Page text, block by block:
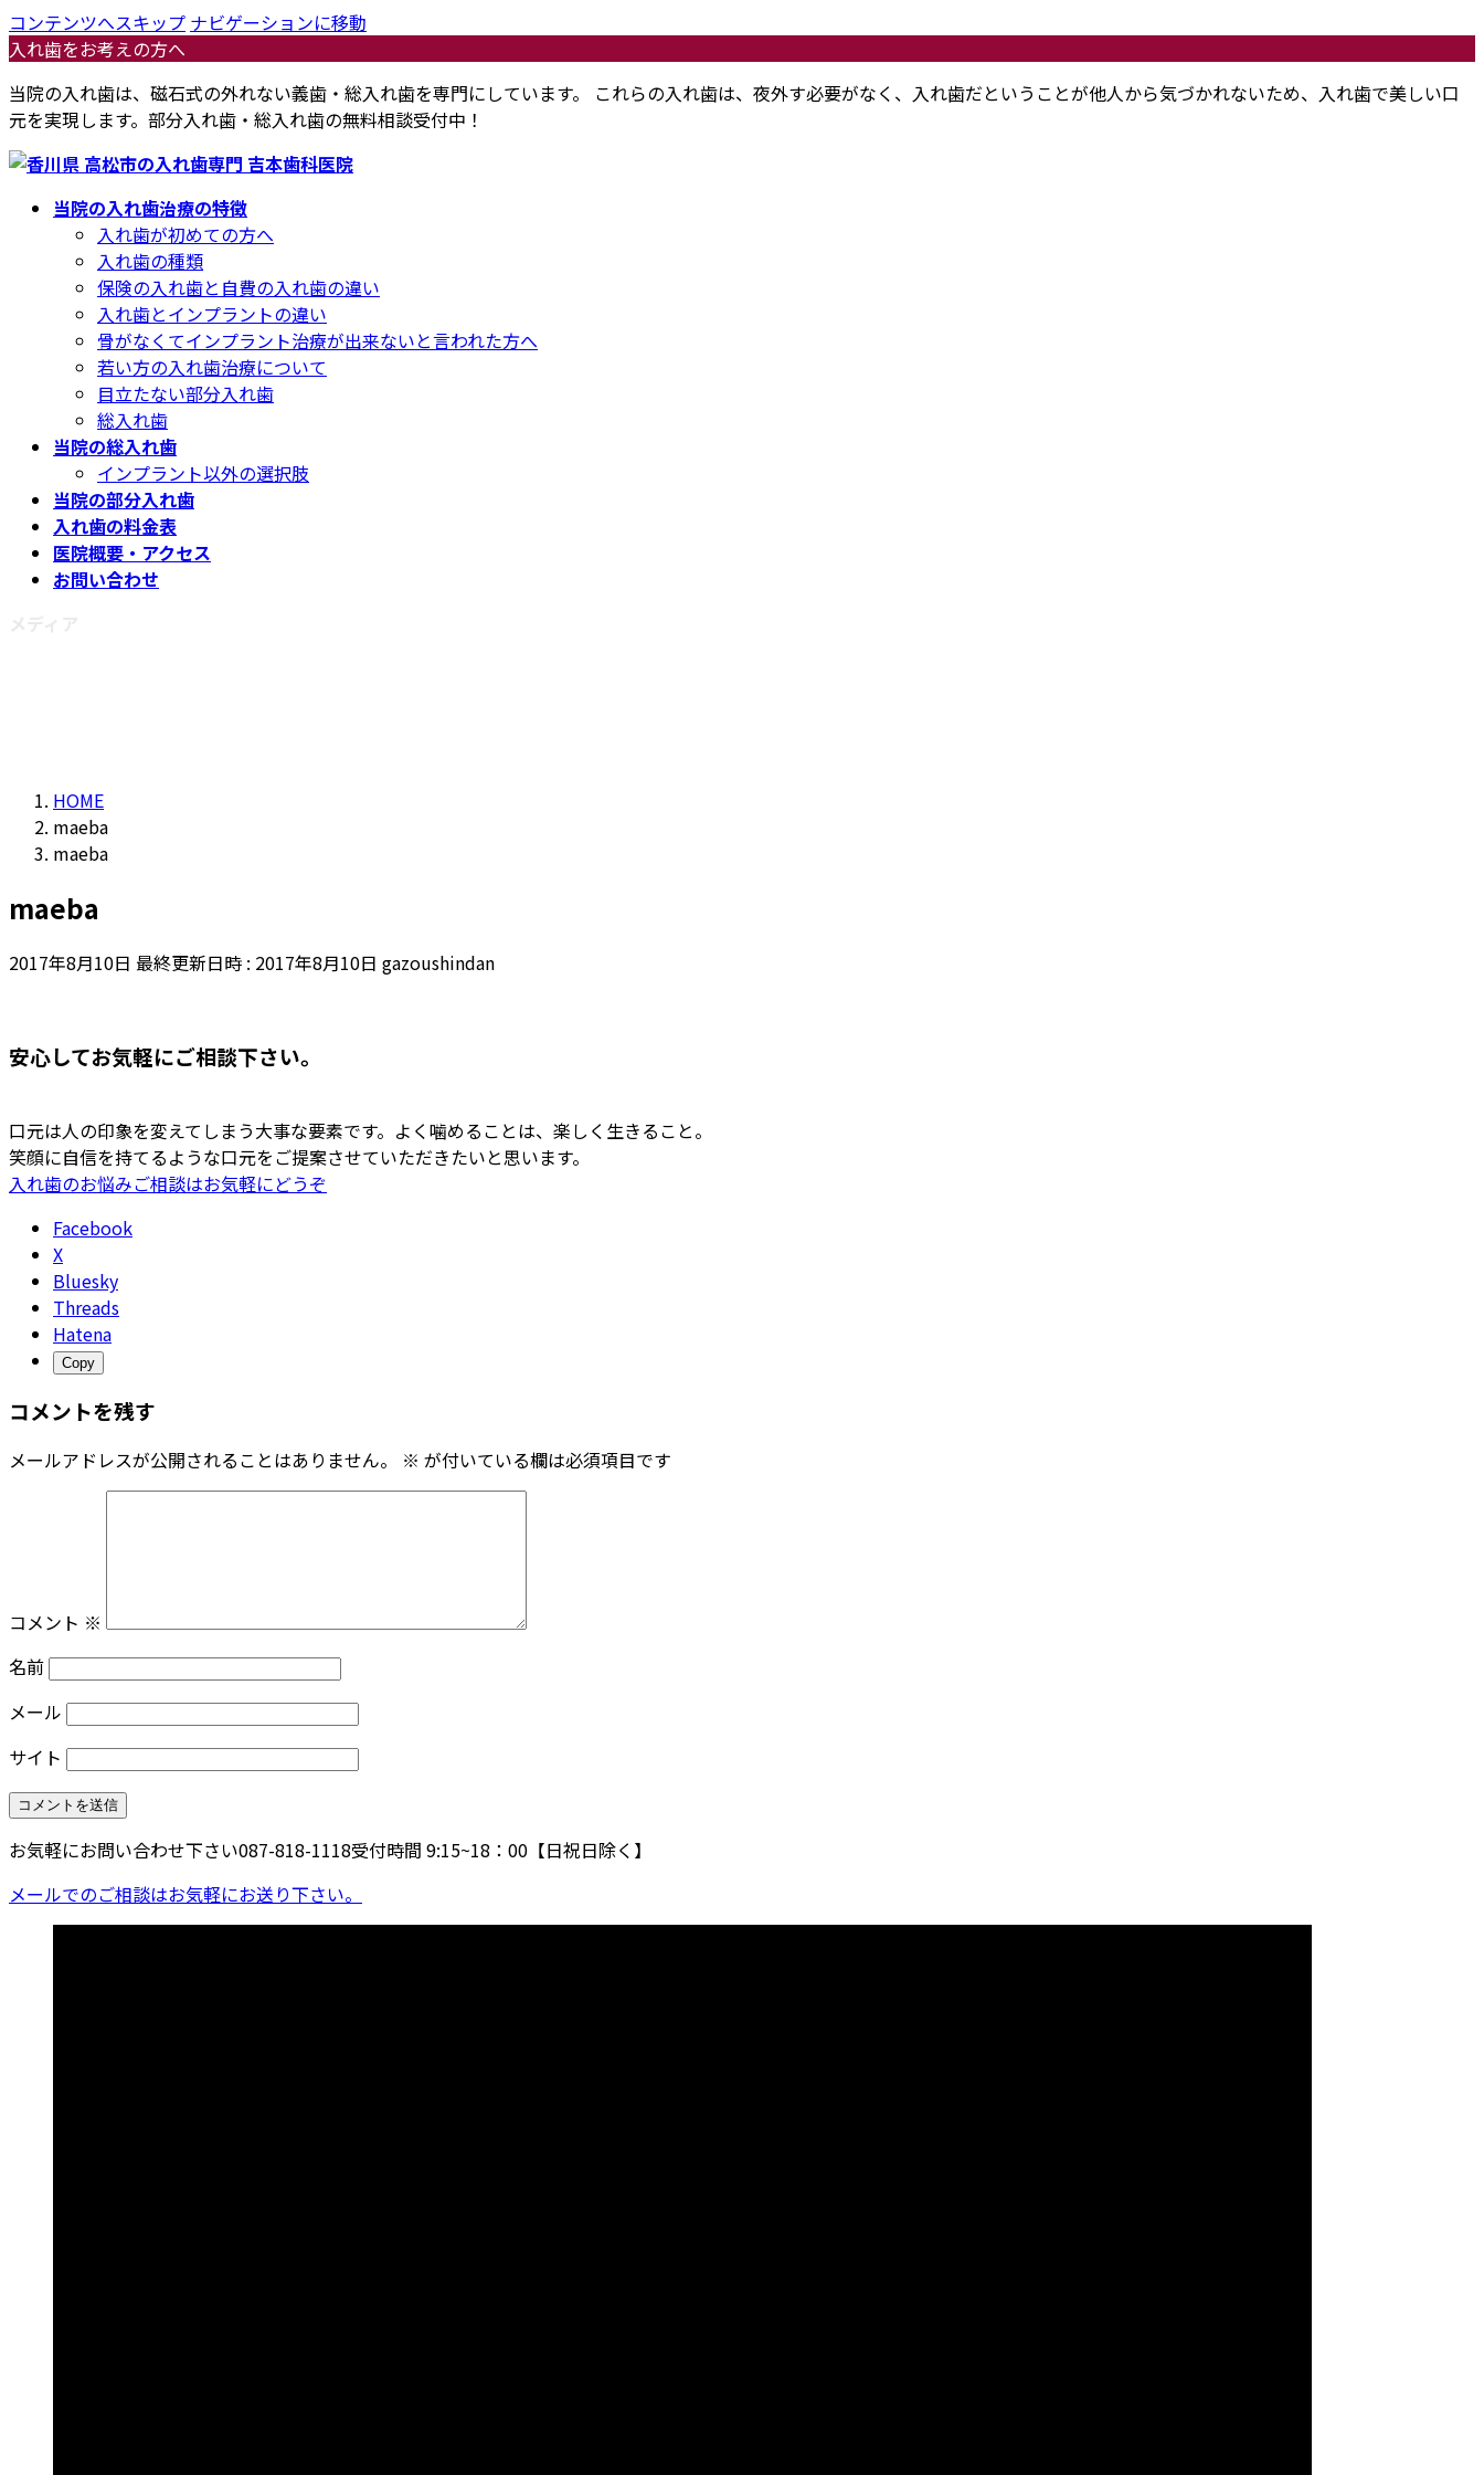
コンテンツへスキップ ナビゲーションに移動
入れ歯をお考えの方へ
当院の入れ歯は、磁石式の外れない義歯・総入れ歯を専門にしています。 これらの入れ歯は、夜外す必要がなく、入れ歯だということが他人から気づかれないため、入れ歯で美しい口
元を実現します。部分入れ歯・総入れ歯の無料相談受付中！
当院の入れ歯治療の特徴
入れ歯が初めての方へ
入れ歯の種類
保険の入れ歯と自費の入れ歯の違い
入れ歯とインプラントの違い
骨がなくてインプラント治療が出来ないと言われた方へ
若い方の入れ歯治療について
目立たない部分入れ歯
総入れ歯
当院の総入れ歯
インプラント以外の選択肢
当院の部分入れ歯
入れ歯の料金表
医院概要・アクセス
お問い合わせ
HOME
maeba
maeba
maeba
2017年8月10日 最終更新日時 : 2017年8月10日 gazoushindan
安心してお気軽にご相談下さい。
口元は人の印象を変えてしまう大事な要素です。よく噛めることは、楽しく生きること。
笑顔に自信を持てるような口元をご提案させていただきたいと思います。
入れ歯のお悩みご相談はお気軽にどうぞ
Facebook
X
Bluesky
Threads
Hatena
Copy
コメントを残す
メールアドレスが公開されることはありません。 ※ が付いている欄は必須項目です
コメント ※
名前
メール
サイト
お気軽にお問い合わせ下さい087-818-1118受付時間 9:15~18：00【日祝日除く】
メールでのご相談はお気軽にお送り下さい。